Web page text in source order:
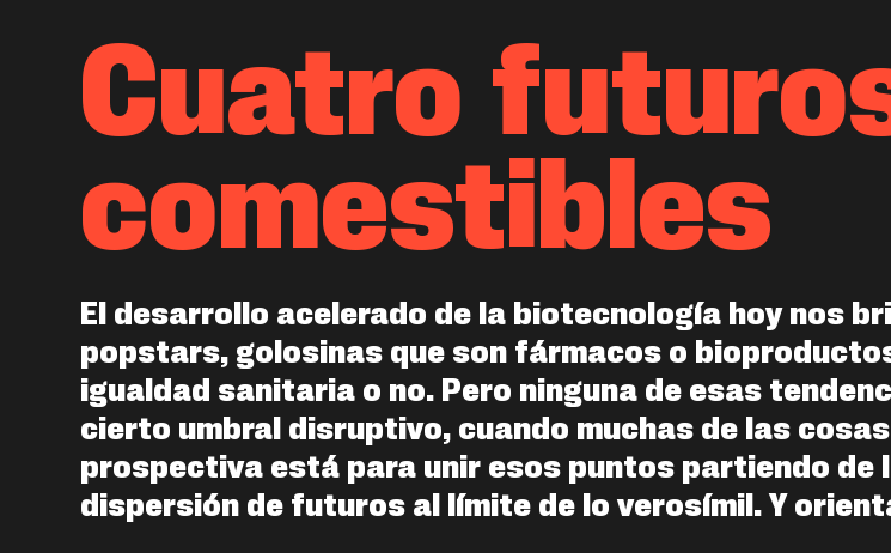
Cuatro
comestibles
El desarrollo acelerado de la biotecnología hoy nos
popstars, golosinas que son fármacos o
igualdad sanitaria o no. Pero ninguna de esas
cierto umbral disruptivo, cuando muchas de las
prospectiva está para unir esos puntos partiendo
dispersión de futuros al límite de lo verosímil. Y